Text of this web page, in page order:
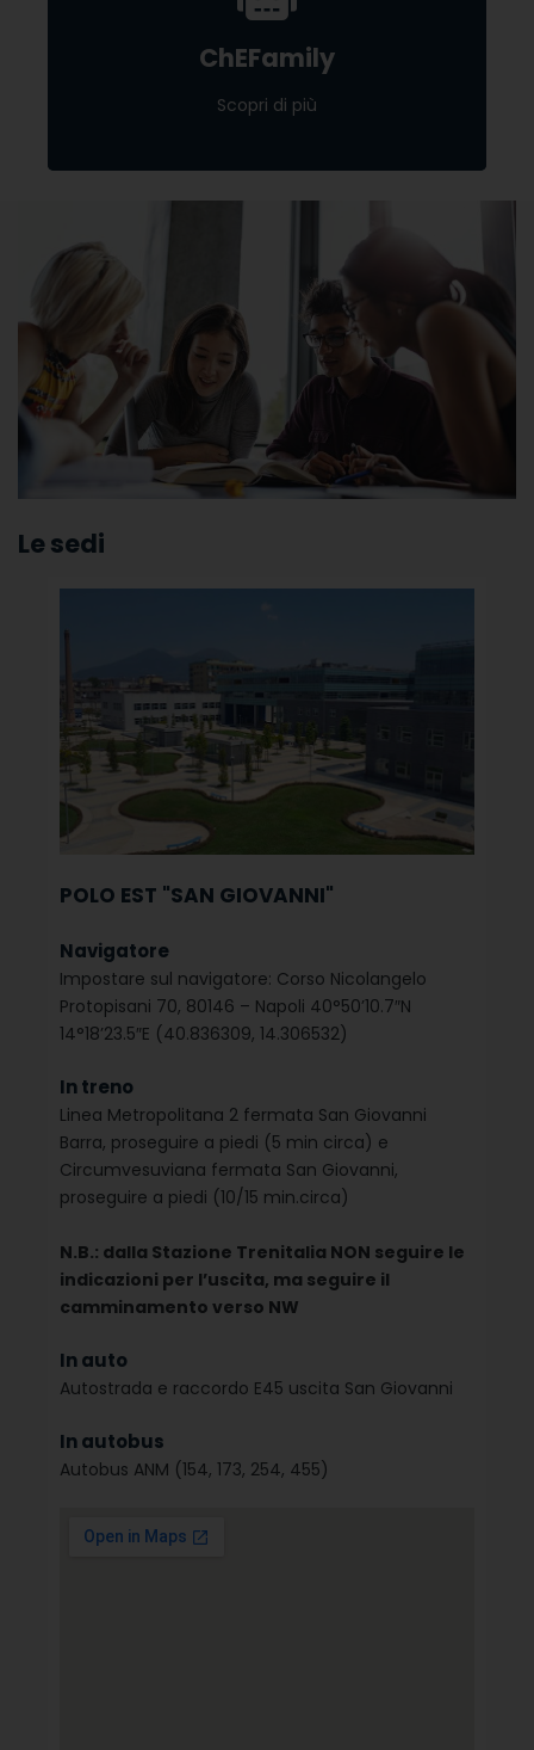
ChEFamily
Scopri di più
ChEFamily
Scopri di più
Le sedi
POLO EST "SAN GIOVANNI"
Navigatore
Impostare sul navigatore: Corso Nicolangelo
Protopisani 70, 80146 – Napoli 40°50’10.7″N
14°18’23.5″E (40.836309, 14.306532)
In treno
Linea Metropolitana 2 fermata San Giovanni
Barra, proseguire a piedi (5 min circa) e
Circumvesuviana fermata San Giovanni,
proseguire a piedi (10/15 min.circa)
N.B.: dalla Stazione Trenitalia NON seguire le
indicazioni per l’uscita, ma seguire il
camminamento verso NW
In auto
Autostrada e raccordo E45 uscita San Giovanni
In autobus
Autobus ANM (154, 173, 254, 455)